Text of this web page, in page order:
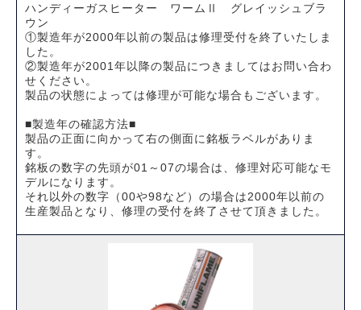
ハンディーガスヒーター ワームⅡ グレイッシュブラ
ウン
①製造年が2000年以前の製品は修理受付を終了いたしま
した。
②製造年が2001年以降の製品につきましてはお問い合わ
せください。
製品の状態によっては修理が可能な場合もございます。
■製造年の確認方法■
製品の正面に向かって右の側面に銘板ラベルがありま
す。
銘板の数字の先頭が01～07の場合は、修理対応可能なモ
デルになります。
それ以外の数字（00や98など）の場合は2000年以前の
生産製品となり、修理の受付を終了させて頂きました。